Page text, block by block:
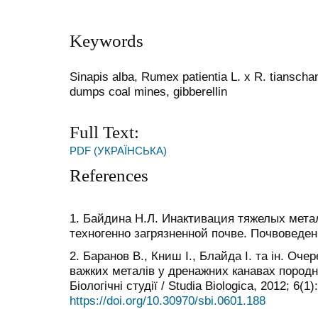
Keywords
Sinapis alba, Rumex patientia L. x R.
dumps coal mines, gibberellin
Full Text:
PDF (УКРАЇНСЬКА)
References
1. Байдина Н.Л. Инактивация тяжелых
техногенно загрязненной почве.
2. Баранов В., Книш І., Блайда І. та ін.
важких металів у дренажних канавах
Біологічні студії / Studia Biologica, 2012;
https://doi.org/10.30970/sbi.0601.188